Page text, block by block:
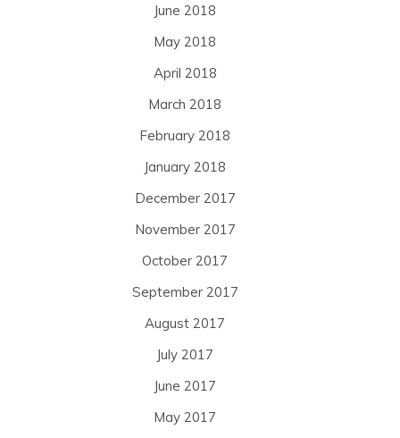
June 2018
May 2018
April 2018
March 2018
February 2018
January 2018
December 2017
November 2017
October 2017
September 2017
August 2017
July 2017
June 2017
May 2017